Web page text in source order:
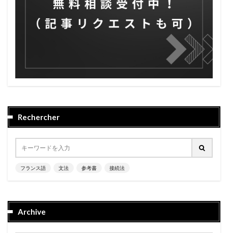
Rechercher
フランス語 文法 参考書 接続法
Archive